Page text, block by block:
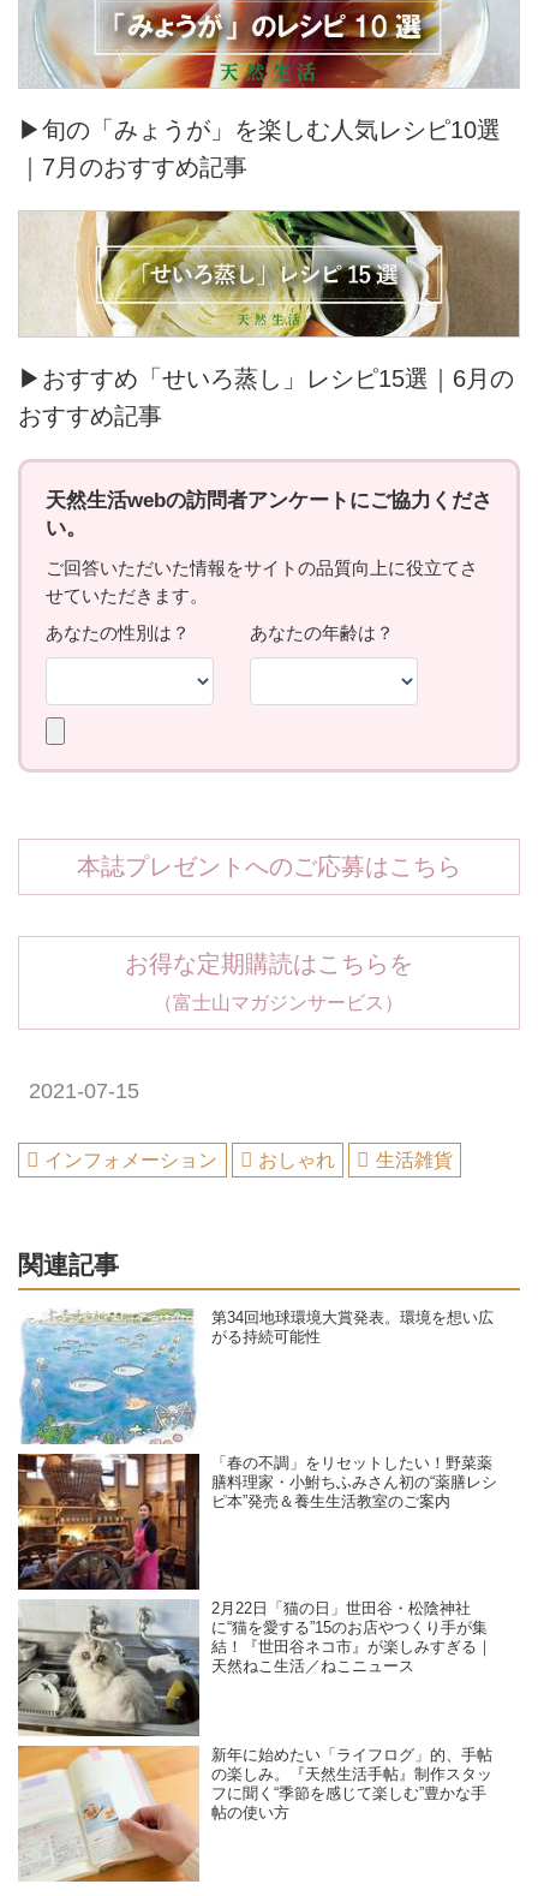
▶旬の「みょうが」を楽しむ人気レシピ10選
｜7月のおすすめ記事
▶おすすめ「せいろ蒸し」レシピ15選｜6月の
おすすめ記事
本誌プレゼントへのご応募はこちら
お得な定期購読はこちらを
（富士山マガジンサービス）
2021-07-15
インフォメーション おしゃれ 生活雑貨
関連記事
第34回地球環境大賞発表。環境を想い広
がる持続可能性
「春の不調」をリセットしたい！野菜薬
膳料理家・小鮒ちふみさん初の“薬膳レシ
ピ本”発売＆養生生活教室のご案内
2月22日「猫の日」世田谷・松陰神社
に“猫を愛する”15のお店やつくり手が集
結！『世田谷ネコ市』が楽しみすぎる｜
天然ねこ生活／ねこニュース
新年に始めたい「ライフログ」的、手帖
の楽しみ。『天然生活手帖』制作スタッ
フに聞く“季節を感じて楽しむ”豊かな手
帖の使い方